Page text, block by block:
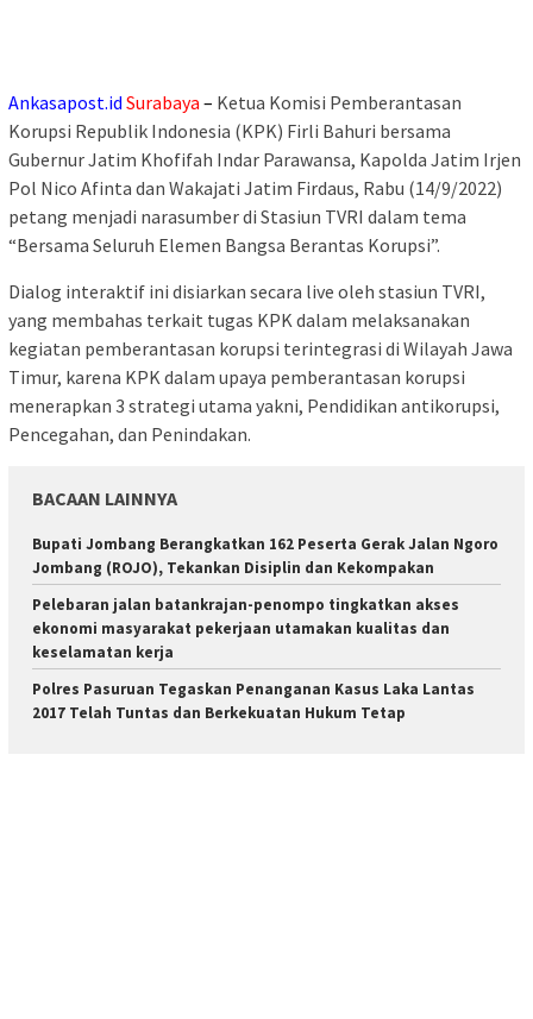
Ankasapost.id Surabaya – Ketua Komisi Pemberantasan
Korupsi Republik Indonesia (KPK) Firli Bahuri bersama
Gubernur Jatim Khofifah Indar Parawansa, Kapolda Jatim Irjen
Pol Nico Afinta dan Wakajati Jatim Firdaus, Rabu (14/9/2022)
petang menjadi narasumber di Stasiun TVRI dalam tema
“Bersama Seluruh Elemen Bangsa Berantas Korupsi”.
Dialog interaktif ini disiarkan secara live oleh stasiun TVRI,
yang membahas terkait tugas KPK dalam melaksanakan
kegiatan pemberantasan korupsi terintegrasi di Wilayah Jawa
Timur, karena KPK dalam upaya pemberantasan korupsi
menerapkan 3 strategi utama yakni, Pendidikan antikorupsi,
Pencegahan, dan Penindakan.
BACAAN LAINNYA
Bupati Jombang Berangkatkan 162 Peserta Gerak Jalan Ngoro
Jombang (ROJO), Tekankan Disiplin dan Kekompakan
Pelebaran jalan batankrajan-penompo tingkatkan akses
ekonomi masyarakat pekerjaan utamakan kualitas dan
keselamatan kerja
Polres Pasuruan Tegaskan Penanganan Kasus Laka Lantas
2017 Telah Tuntas dan Berkekuatan Hukum Tetap